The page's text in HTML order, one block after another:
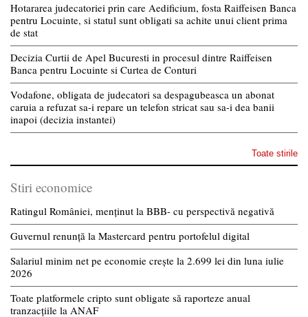
Hotararea judecatoriei prin care Aedificium, fosta Raiffeisen Banca
pentru Locuinte, si statul sunt obligati sa achite unui client prima
de stat
Decizia Curtii de Apel Bucuresti in procesul dintre Raiffeisen
Banca pentru Locuinte si Curtea de Conturi
Vodafone, obligata de judecatori sa despagubeasca un abonat
caruia a refuzat sa-i repare un telefon stricat sau sa-i dea banii
inapoi (decizia instantei)
Toate stirile
Stiri economice
Ratingul României, menținut la BBB- cu perspectivă negativă
Guvernul renunță la Mastercard pentru portofelul digital
Salariul minim net pe economie crește la 2.699 lei din luna iulie
2026
Toate platformele cripto sunt obligate să raporteze anual
tranzacțiile la ANAF